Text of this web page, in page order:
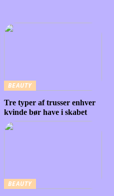
BEAUTY
Tre typer af trusser enhver
kvinde bør have i skabet
BEAUTY